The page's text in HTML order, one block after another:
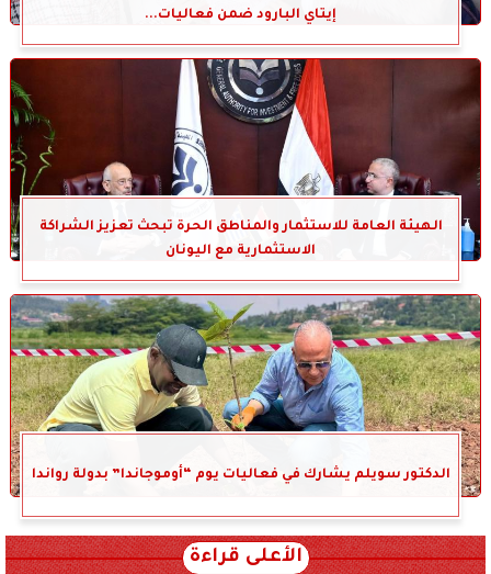
إيتاي البارود ضمن فعاليات...
الهيئة العامة للاستثمار والمناطق الحرة تبحث تعزيز الشراكة
الاستثمارية مع اليونان
الدكتور سويلم يشارك في فعاليات يوم “أوموجاندا” بدولة رواندا
الأعلى قراءة